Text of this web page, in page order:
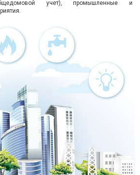
учет), промышленные и